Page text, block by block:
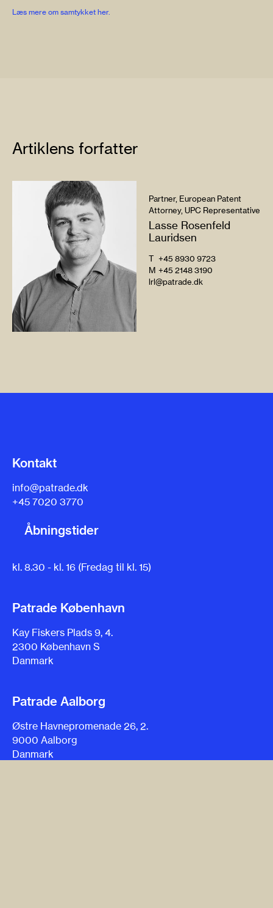
Læs mere om samtykket her.
Artiklens forfatter
Partner, European Patent
Attorney, UPC Representative
Lasse Rosenfeld
Lauridsen
T +45 8930 9723
M +45 2148 3190
lrl@patrade.dk
Kontakt
info@patrade.dk
+45 7020 3770
Åbningstider
kl. 8.30 - kl. 16 (Fredag til kl. 15)
Patrade København
Kay Fiskers Plads 9, 4.
2300 København S
Danmark
Patrade Aalborg
Østre Havnepromenade 26, 2.
9000 Aalborg
Danmark